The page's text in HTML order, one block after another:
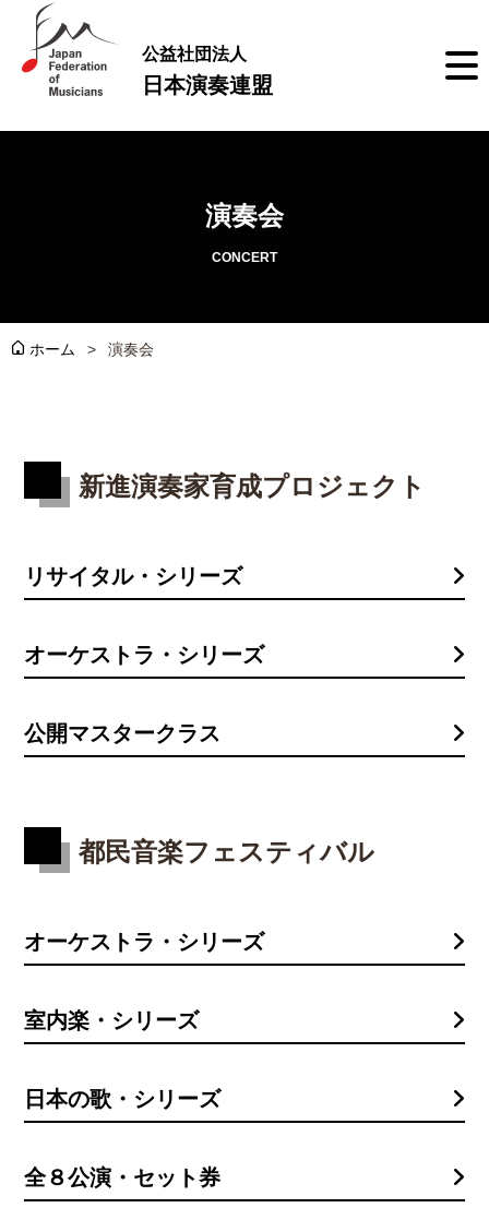
公益社団法人
日本演奏連盟
演奏会
CONCERT
ホーム 演奏会
新進演奏家育成プロジェクト
リサイタル・シリーズ
オーケストラ・シリーズ
公開マスタークラス
都民音楽フェスティバル
オーケストラ・シリーズ
室内楽・シリーズ
日本の歌・シリーズ
全８公演・セット券